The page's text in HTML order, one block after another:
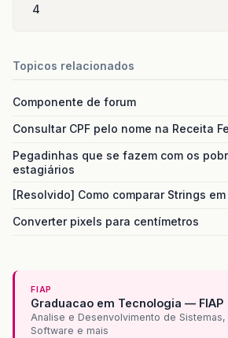
4
Topicos relacionados
Componente de forum
Consultar CPF pelo nome na Receita
Pegadinhas que se fazem com os
estagiários
[Resolvido] Como comparar Strings em
Converter pixels para centímetros
FIAP
Graduacao em Tecnologia — FIAP
Analise e Desenvolvimento de Sistemas,
Software e mais